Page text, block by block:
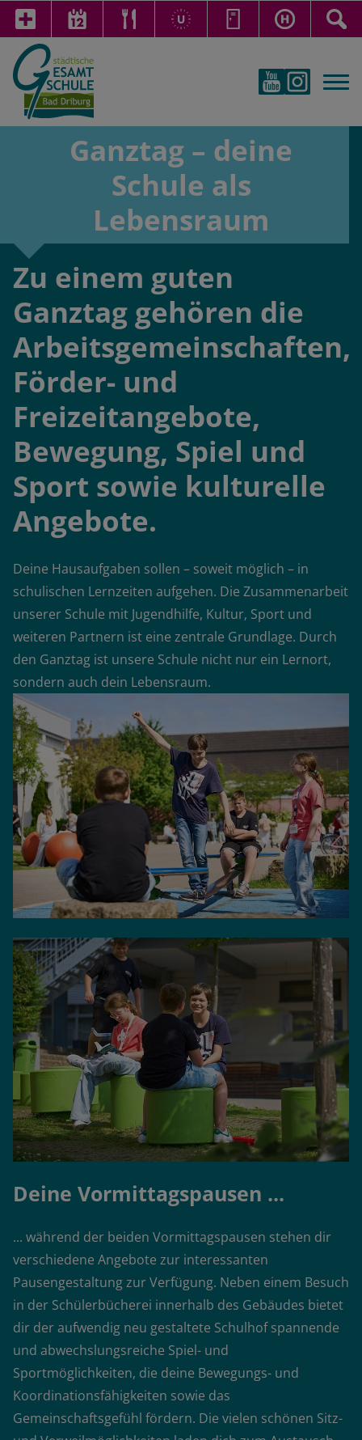
Ganztag – deine
Schule als
Lebensraum
Zu einem guten
Ganztag gehören die
Arbeitsgemeinschaften,
Förder- und
Freizeitangebote,
Bewegung, Spiel und
Sport sowie kulturelle
Angebote.
Deine Hausaufgaben sollen – soweit möglich – in
schulischen Lernzeiten aufgehen. Die Zusammenarbeit
unserer Schule mit Jugendhilfe, Kultur, Sport und
weiteren Partnern ist eine zentrale Grundlage. Durch
den Ganztag ist unsere Schule nicht nur ein Lernort,
sondern auch dein Lebensraum.
Deine Vormittagspausen ...
... während der beiden Vormittagspausen stehen dir
verschiedene Angebote zur interessanten
Pausengestaltung zur Verfügung. Neben einem Besuch
in der Schülerbücherei innerhalb des Gebäudes bietet
dir der aufwendig neu gestaltete Schulhof spannende
und abwechslungsreiche Spiel- und
Sportmöglichkeiten, die deine Bewegungs- und
Koordinationsfähigkeiten sowie das
Gemeinschaftsgefühl fördern. Die vielen schönen Sitz-